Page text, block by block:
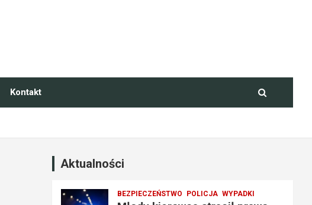
Kontakt
Aktualności
BEZPIECZEŃSTWO POLICJA WYPADKI